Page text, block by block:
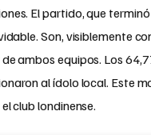
El partido, que
Son, visiblemente
ambos equipos. Los
al ídolo local. Este
club londinense.